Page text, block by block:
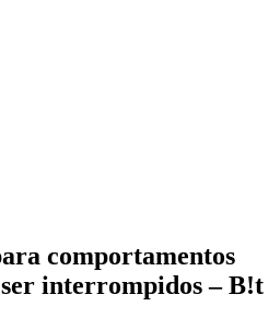
comportamentos
interrompidos – B!t